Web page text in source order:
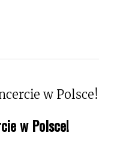
w Polsce!